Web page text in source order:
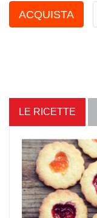
LE RICETTE